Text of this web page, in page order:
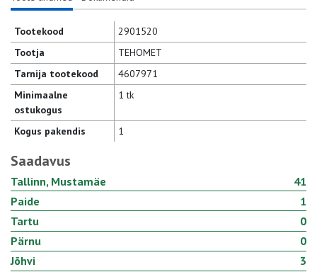
Tootekood
2901520
Tootja
TEHOMET
Tarnija tootekood
4607971
Minimaalne
ostukogus
1 tk
Kogus pakendis 1
Saadavus
Tallinn, Mustamäe
41
Paide
1
Tartu
0
Pärnu
0
Jõhvi
3